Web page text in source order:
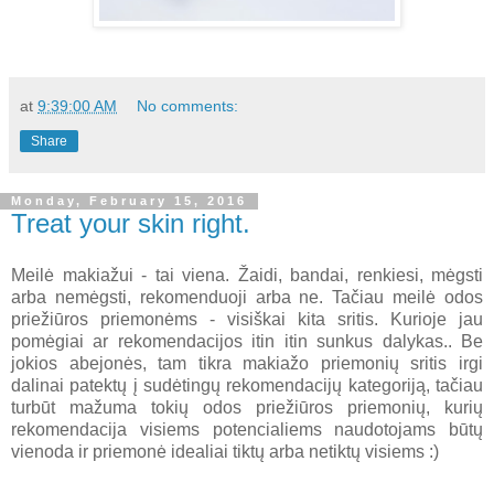
at 9:39:00 AM No comments:
Share
Monday, February 15, 2016
Treat your skin right.
Meilė makiažui - tai viena. Žaidi, bandai, renkiesi, mėgsti
arba nemėgsti, rekomenduoji arba ne. Tačiau meilė odos
priežiūros priemonėms - visiškai kita sritis. Kurioje jau
pomėgiai ar rekomendacijos itin itin sunkus dalykas.. Be
jokios abejonės, tam tikra makiažo priemonių sritis irgi
dalinai patektų į sudėtingų rekomendacijų kategoriją, tačiau
turbūt mažuma tokių odos priežiūros priemonių, kurių
rekomendacija visiems potencialiems naudotojams būtų
vienoda ir priemonė idealiai tiktų arba netiktų visiems :)